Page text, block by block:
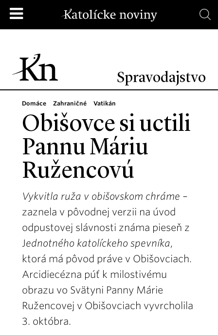
Spravodajstvo
Domáce Zahraničné Vatikán
Obišovce si uctili
Pannu Máriu
Ružencovú
Vykvitla ruža v obišovskom chráme –
zaznela v pôvodnej verzii na úvod
odpustovej slávnosti známa pieseň z
Jednotného katolíckeho spevníka,
ktorá má pôvod práve v Obišovciach.
Arcidiecézna púť k milostivému
obrazu vo Svätyni Panny Márie
Ružencovej v Obišovciach vyvrcholila
3. októbra.